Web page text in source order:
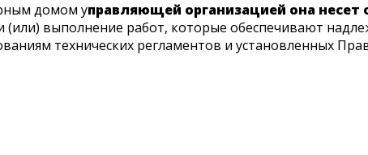
домом управляющей организацией она несет
выполнение работ, которые обеспечивают
технических регламентов и установленных